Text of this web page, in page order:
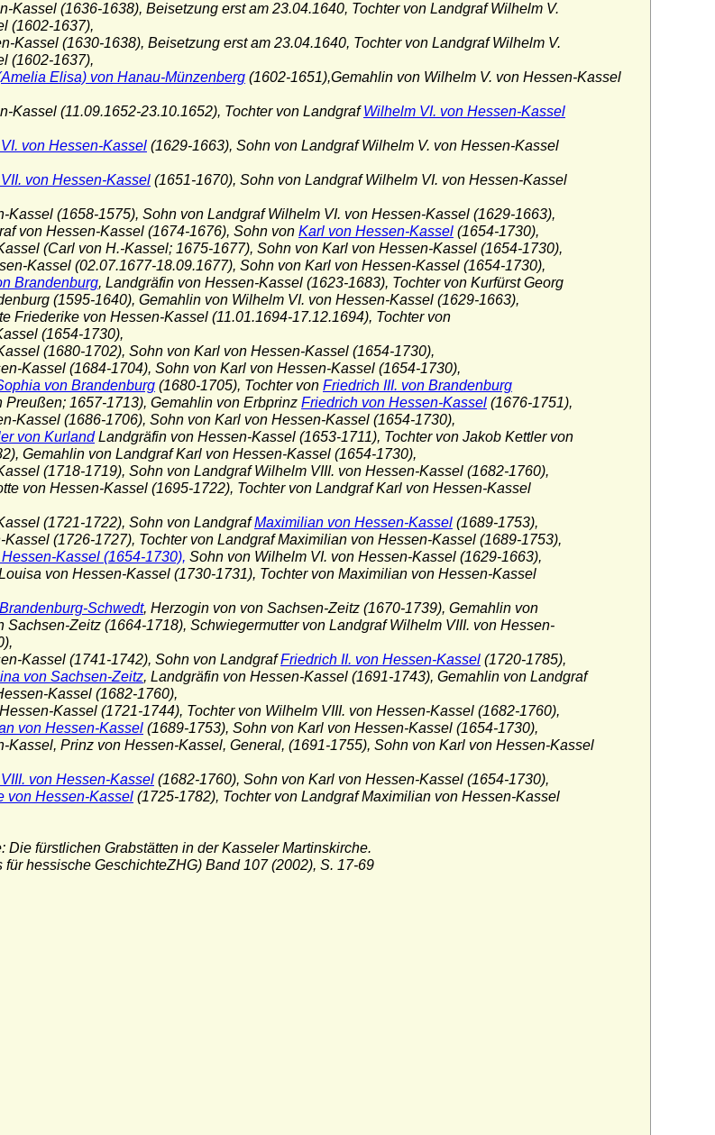
Kassel (1636-1638), Beisetzung erst am 23.04.1640, Tochter von Landgraf Wilhelm V.
(1602-1637),
Kassel (1630-1638), Beisetzung erst am 23.04.1640, Tochter von Landgraf Wilhelm V.
(1602-1637),
Elisa) von Hanau-Münzenberg (1602-1651),Gemahlin von Wilhelm V. von Hessen-Kassel
Kassel (11.09.1652-23.10.1652), Tochter von LandgrafWilhelm VI. von Hessen-Kassel
von Hessen-Kassel (1629-1663), Sohn von Landgraf Wilhelm V. von Hessen-Kassel
von Hessen-Kassel (1651-1670), Sohn von Landgraf Wilhelm VI. von Hessen-Kassel
Kassel (1658-1575), Sohn von Landgraf Wilhelm VI. von Hessen-Kassel (1629-1663),
von Hessen-Kassel (1674-1676), Sohn von Karl von Hessen-Kassel (1654-1730),
(Carl von H.-Kassel; 1675-1677), Sohn von Karl von Hessen-Kassel (1654-1730),
Kassel (02.07.1677-18.09.1677), Sohn von Karl von Hessen-Kassel (1654-1730),
Brandenburg, Landgräfin von Hessen-Kassel (1623-1683), Tochter von Kurfürst Georg
(1595-1640), Gemahlin von Wilhelm VI. von Hessen-Kassel (1629-1663),
Friederike von Hessen-Kassel (11.01.1694-17.12.1694), Tochter von
(1654-1730),
(1680-1702), Sohn von Karl von Hessen-Kassel (1654-1730),
Kassel (1684-1704), Sohn von Karl von Hessen-Kassel (1654-1730),
von Brandenburg (1680-1705), Tochter von Friedrich III. von Brandenburg
1657-1713), Gemahlin von Erbprinz Friedrich von Hessen-Kassel (1676-1751),
Kassel (1686-1706), Sohn von Karl von Hessen-Kassel (1654-1730),
von KurlandLandgräfin von Hessen-Kassel (1653-1711), Tochter von Jakob Kettler von
Gemahlin von Landgraf Karl von Hessen-Kassel (1654-1730),
(1718-1719), Sohn von Landgraf Wilhelm VIII. von Hessen-Kassel (1682-1760),
von Hessen-Kassel (1695-1722), Tochter von Landgraf Karl von Hessen-Kassel
(1721-1722), Sohn von LandgrafMaximilian von Hessen-Kassel (1689-1753),
(1726-1727), Tochter von Landgraf Maximilian von Hessen-Kassel (1689-1753),
Kassel (1654-1730), Sohn von Wilhelm VI. von Hessen-Kassel (1629-1663),
von Hessen-Kassel (1730-1731), Tochter von Maximilian von Hessen-Kassel
Schwedt, Herzogin von von Sachsen-Zeitz (1670-1739), Gemahlin von
Zeitz (1664-1718), Schwiegermutter von Landgraf Wilhelm VIII. von Hessen-
Kassel (1741-1742), Sohn von LandgrafFriedrich II. von Hessen-Kassel (1720-1785),
von Sachsen-Zeitz, Landgräfin von Hessen-Kassel (1691-1743), Gemahlin von Landgraf
Kassel (1682-1760),
Kassel (1721-1744), Tochter von Wilhelm VIII. von Hessen-Kassel (1682-1760),
von Hessen-Kassel (1689-1753), Sohn von Karl von Hessen-Kassel (1654-1730),
Kassel, Prinz von Hessen-Kassel, General, (1691-1755), Sohn von Karl von Hessen-Kassel
von Hessen-Kassel (1682-1760), Sohn von Karl von Hessen-Kassel (1654-1730),
von Hessen-Kassel (1725-1782), Tochter von Landgraf Maximilian von Hessen-Kassel
Die fürstlichen Grabstätten in der Kasseler Martinskirche.
für hessische GeschichteZHG) Band 107 (2002), S. 17-69